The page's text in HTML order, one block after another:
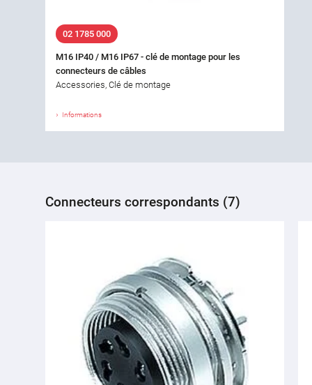
02 1785 000
M16 IP40 / M16 IP67 - clé de montage pour les
connecteurs de câbles
Accessories, Clé de montage
Informations
Connecteurs correspondants (7)